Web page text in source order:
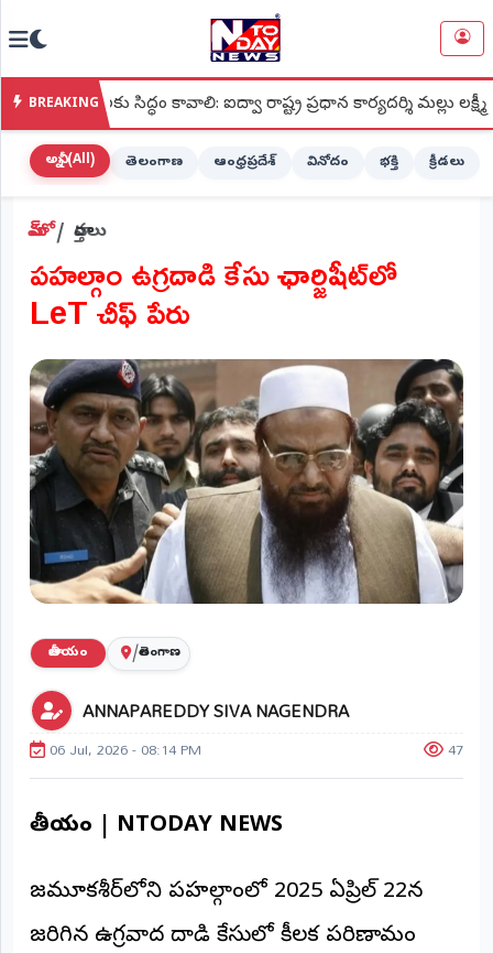
హోమ్
(Home)
STREAMING
లైవ్
టీవీ
(Live
లైవ్
రేడియో
(Live
Radio)
ప్రాంతీయ
వార్తలు
(STATE)
తెలంగాణ
ఆంధ్రప్రదేశ్
ప్రధాన
విభాగాలు
(MAIN)
BREAKING
సిద్ధం కావాలి: ఐద్వా రాష్ట్ర ప్రధాన కార్యదర్శి మల్లు లక్ష్మీ ●
అన్నీ (All) తెలంగాణ ఆంధ్రప్రదేశ్ వినోదం భక్తి క్రీడలు
హోమ్ వార్తలు
పహల్గాం ఉగ్రదాడి కేసు ఛార్జిషీట్‌లో
LeT చీఫ్‌ పేరు
జాతీయం /తెలంగాణ
ANNAPAREDDY SIVA NAGENDRA
06 Jul, 2026 - 08:14 PM 47
జాతీయం | NTODAY NEWS
జమ్మూకశ్మీర్‌లోని పహల్గాంలో 2025 ఏప్రిల్ 22న
జరిగిన ఉగ్రవాద దాడి కేసులో కీలక పరిణామం